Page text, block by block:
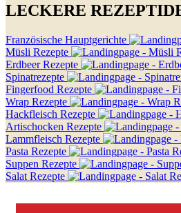
LECKERE
Französische Hauptgerichte
Müsli Rezepte
Erdbeer Rezepte
Spinatrezepte
Fingerfood Rezepte
Wrap Rezepte
Hackfleisch Rezepte
Artischocken Rezepte
Lammfleisch Rezepte
Pasta Rezepte
Suppen Rezepte
Salat Rezepte